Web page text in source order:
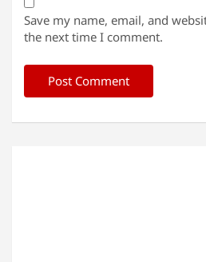
Save my name, email, and
the next time I comment.